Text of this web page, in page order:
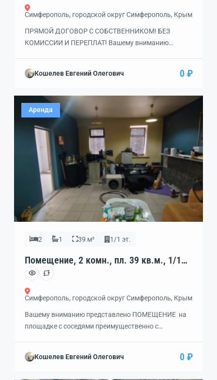
Симферополь, городской округ Симферополь, Крым
ПРЯМОЙ ДОГОВОР С СОБСТВЕННИКОМ! БЕЗ
КОМИССИИ И ПЕРЕПЛАТ! Вашему вниманию
УДОБНАЯ И ПРАКТИЧНАЯ открытая с правильной
удовольствием устроим показ!
Кошелев Евгений Олегович 0 ₽
Аренда
2 1 39 м² 1/1 эт.
Помещение, 2 комн., пл. 39 кв.м., 1/1
эт., код: 462169
Симферополь, городской округ Симферополь, Крым
Вашему вниманию представлено ПОМЕЩЕНИЕ на
площадке с соседями преимущественно с
ПРЕДПРИЯТИЕ ОБЩЕСТВЕННОГО ПИТАНИЯ! но
Кошелев Евгений Олегович 0 ₽